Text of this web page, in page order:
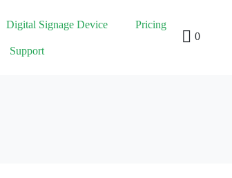
Digital Signage Device Pricing
Support
0